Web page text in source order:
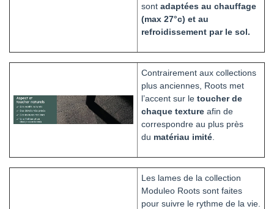
sont adaptées au chauffage
(max 27°c) et au
refroidissement par le sol.
Contrairement aux collections
plus anciennes, Roots met
l’accent sur le toucher de
chaque texture afin de
correspondre au plus près
du matériau imité
Les lames de la collection
Moduleo Roots sont faites
pour suivre le rythme de la vie.